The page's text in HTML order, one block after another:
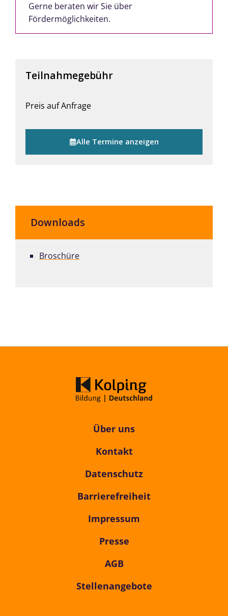
Gerne beraten wir Sie über
Fördermöglichkeiten.
Teilnahmegebühr
Preis auf Anfrage
Alle Termine anzeigen
Downloads
Broschüre
Über uns
Kontakt
Datenschutz
Barrierefreiheit
Impressum
Presse
AGB
Stellenangebote